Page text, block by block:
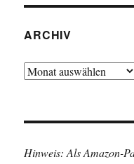
ARCHIV
Archiv
Hinweis: Als Amazon-